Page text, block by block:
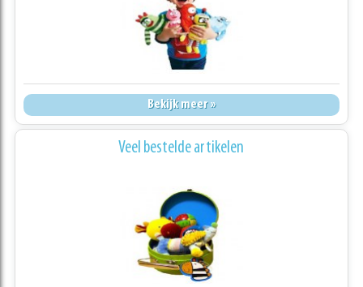
Bekijk meer »
Veel bestelde artikelen